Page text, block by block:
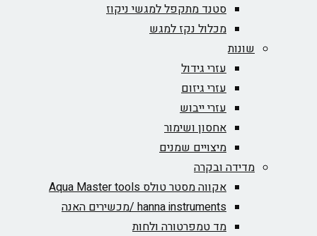
סטנד מתקפל למגשי ניקוז
מכלול נקז למגש
שונות
עזרי גידול
עזרי גיזום
עזרי ייבוש
אחסון ושימור
מיצויים שמנים
מדידה ובקרה
אקווה מסטר טולס Aqua Master tools
hanna instruments /מכשירים האנה
מד טמפרטורה ולחות